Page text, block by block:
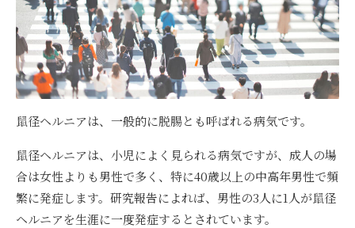
鼠径ヘルニアは、一般的に脱腸とも呼ばれる病気です。
鼠径ヘルニアは、小児によく見られる病気ですが、成人の場
合は女性よりも男性で多く、特に40歳以上の中高年男性で頻
繁に発症します。 研究報告によれば、男性の3人に1人が鼠径
ヘルニアを生涯に一度発症するとされています。